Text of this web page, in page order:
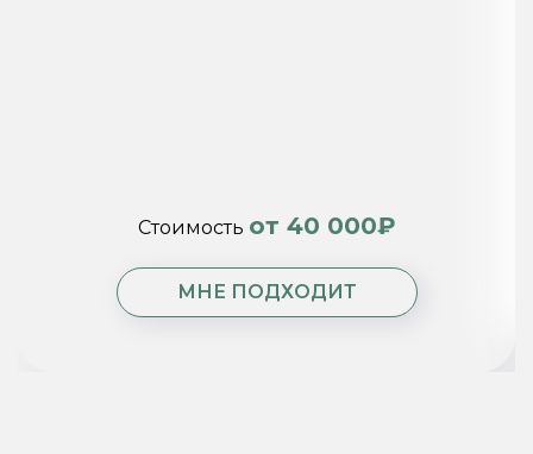
Стоимость от 40 000₽
МНЕ ПОДХОДИТ